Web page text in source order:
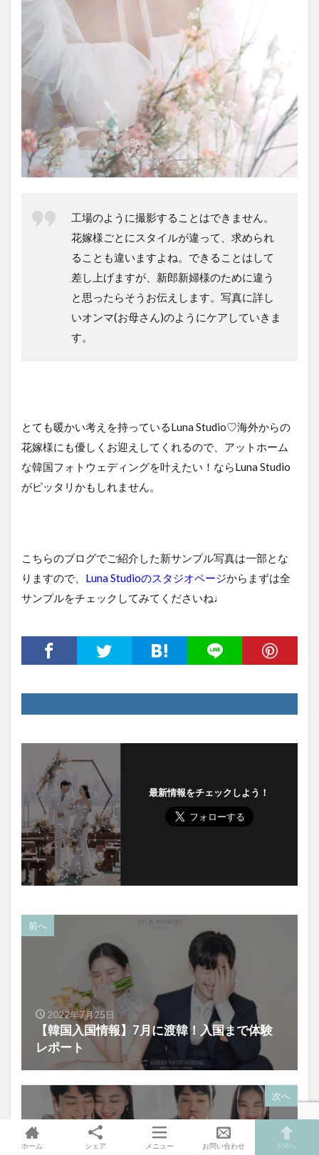
工場のように撮影することはできません。
花嫁様ごとにスタイルが違って、求められ
ることも違いますよね。できることはして
差し上げますが、新郎新婦様のために違う
と思ったらそうお伝えします。写真に詳し
いオンマ(お母さん)のようにケアしていきま
す。
とても暖かい考えを持っているLuna Studio♡海外からの
花嫁様にも優しくお迎えしてくれるので、アットホーム
な韓国フォトウェディングを叶えたい！ならLuna Studio
がピッタリかもしれません。
こちらのブログでご紹介した新サンプル写真は一部とな
りますので、 Luna Studioのスタジオページからまずは全
サンプルをチェックしてみてくださいね♩
最新情報をチェックしよう！
前へ
2022年7月25日
【韓国入国情報】7月に渡韓！入国まで体験
レポート
次へ
ホーム シェア メニュー お問い合わせ TOPへ